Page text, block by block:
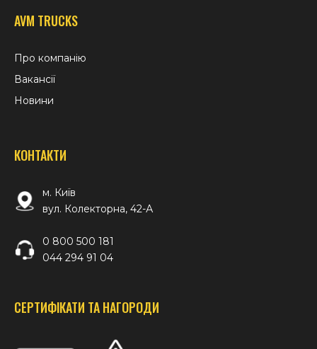
AVM TRUCKS
Про компанію
Вакансії
Новини
КОНТАКТИ
м. Київ
вул. Колекторна, 42-А
0 800 500 181
044 294 91 04
СЕРТИФІКАТИ ТА НАГОРОДИ